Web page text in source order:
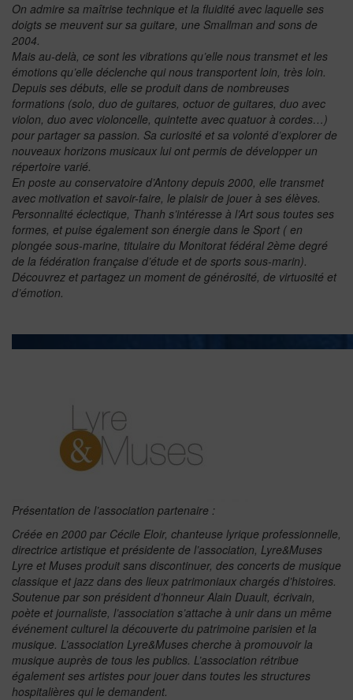
On admire sa maîtrise technique et la fluidité avec laquelle ses
doigts se meuvent sur sa guitare, une Smallman and sons de
2004.
Mais au-delà, ce sont les vibrations qu’elle nous transmet et les
émotions qu’elle déclenche qui nous transportent loin, très loin.
Depuis ses débuts, elle se produit dans de nombreuses
formations (solo, duo de guitares, octuor de guitares, duo avec
violon, duo avec violoncelle, quintette avec quatuor à cordes…)
pour partager sa passion. Sa curiosité et sa volonté d’explorer de
nouveaux horizons musicaux lui ont permis de développer un
répertoire varié.
En poste au conservatoire d’Antony depuis 2000, elle transmet
avec motivation et savoir-faire, le plaisir de jouer à ses élèves.
Personnalité éclectique, Thanh s’intéresse à l’Art sous toutes ses
formes, et puise également son énergie dans le Sport ( en
plongée sous-marine, titulaire du Monitorat fédéral 2ème degré
de la fédération française d’étude et de sports sous-marin).
Découvrez et partagez un moment de générosité, de virtuosité et
d’émotion.
Présentation de l’association partenaire :
Créée en 2000 par Cécile Eloir, chanteuse lyrique professionnelle,
directrice artistique et présidente de l’association, Lyre&Muses
Lyre et Muses produit sans discontinuer, des concerts de musique
classique et jazz dans des lieux patrimoniaux chargés d’histoires.
Soutenue par son président d’honneur Alain Duault, écrivain,
poète et journaliste, l’association s’attache à unir dans un même
événement culturel la découverte du patrimoine parisien et la
musique. L’association Lyre&Muses cherche à promouvoir la
musique auprès de tous les publics. L’association rétribue
également ses artistes pour jouer dans toutes les structures
hospitalières qui le demandent.